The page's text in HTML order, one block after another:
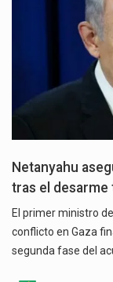
Netanyahu
tras el desarme
El primer ministro
conflicto en Gaza
segunda fase del